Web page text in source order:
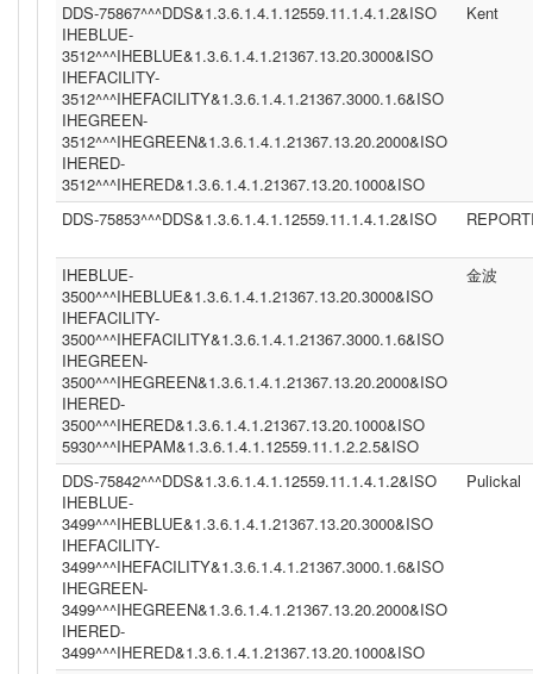
DDS-75867^^^DDS&1.3.6.1.4.1.12559.11.1.4.1.2&ISO
IHEBLUE-
3512^^^IHEBLUE&1.3.6.1.4.1.21367.13.20.3000&ISO
IHEFACILITY-
3512^^^IHEFACILITY&1.3.6.1.4.1.21367.3000.1.6&ISO
IHEGREEN-
3512^^^IHEGREEN&1.3.6.1.4.1.21367.13.20.2000&ISO
IHERED-
3512^^^IHERED&1.3.6.1.4.1.21367.13.20.1000&ISO
Kent
DDS-75853^^^DDS&1.3.6.1.4.1.12559.11.1.4.1.2&ISO
IHEBLUE-
3500^^^IHEBLUE&1.3.6.1.4.1.21367.13.20.3000&ISO
IHEFACILITY-
3500^^^IHEFACILITY&1.3.6.1.4.1.21367.3000.1.6&ISO
IHEGREEN-
3500^^^IHEGREEN&1.3.6.1.4.1.21367.13.20.2000&ISO
IHERED-
3500^^^IHERED&1.3.6.1.4.1.21367.13.20.1000&ISO
5930^^^IHEPAM&1.3.6.1.4.1.12559.11.1.2.2.5&ISO
金波
DDS-75842^^^DDS&1.3.6.1.4.1.12559.11.1.4.1.2&ISO
IHEBLUE-
3499^^^IHEBLUE&1.3.6.1.4.1.21367.13.20.3000&ISO
IHEFACILITY-
3499^^^IHEFACILITY&1.3.6.1.4.1.21367.3000.1.6&ISO
IHEGREEN-
3499^^^IHEGREEN&1.3.6.1.4.1.21367.13.20.2000&ISO
IHERED-
3499^^^IHERED&1.3.6.1.4.1.21367.13.20.1000&ISO
Pulickal